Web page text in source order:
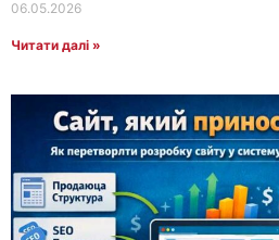
06.05.2026
Читати далі »